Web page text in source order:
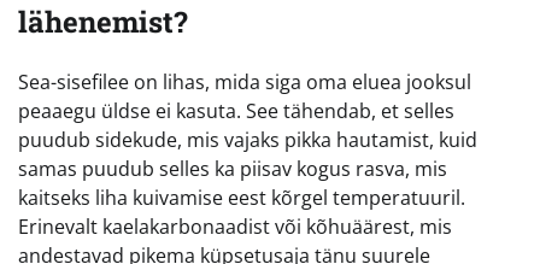
lähenemist?
Sea-sisefilee on lihas, mida siga oma eluea jooksul
peaaegu üldse ei kasuta. See tähendab, et selles
puudub sidekude, mis vajaks pikka hautamist, kuid
samas puudub selles ka piisav kogus rasva, mis
kaitseks liha kuivamise eest kõrgel temperatuuril.
Erinevalt kaelakarbonaadist või kõhuäärest, mis
andestavad pikema küpsetusaja tänu suurele